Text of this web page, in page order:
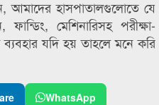
আমাদের হাসপাতালগুলোতে যে
মেশিনারিসহ পরীক্ষা-
ব্যবহার যদি হয় তাহলে মনে করি
WhatsApp